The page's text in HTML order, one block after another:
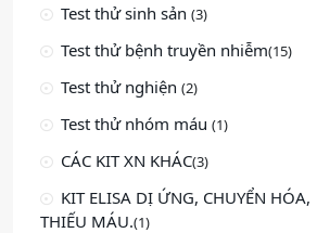
Test thử sinh sản (3)
Test thử bệnh truyền nhiễm(15)
Test thử nghiện (2)
Test thử nhóm máu (1)
CÁC KIT XN KHÁC(3)
KIT ELISA DỊ ỨNG, CHUYỂN HÓA,
THIẾU MÁU.(1)